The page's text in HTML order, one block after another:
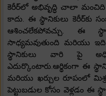
కెరీర్‌లో అభివృద్ధి చాలా
కాదు. ఈ స్థానికులు కెరీర్‌కు
ఆశించలేకపోవచ్చు. ఈ
సాధ్యమవుతుంది మరియు
స్థానికులు వారి పై
ఎదుర్కొంటారు.ఆర్థికంగా ఈ
మరియు ఖర్చుల రూపంలో
పెట్టుబడుల కోసం వెళ్లడం ఈ